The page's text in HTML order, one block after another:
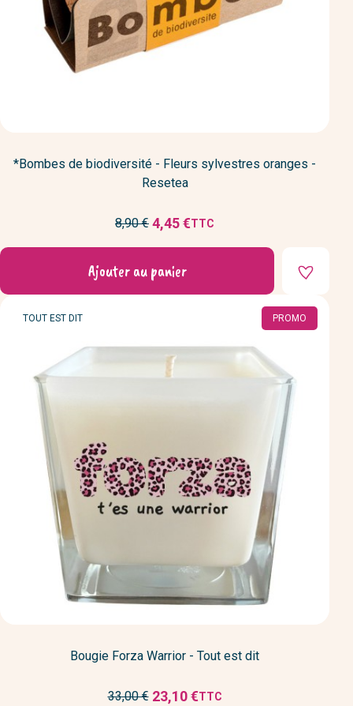
*Bombes de biodiversité - Fleurs sylvestres oranges -
Resetea
Prix
base
8,90 €
Prix
réduit
4,45 €TTC
Ajouter au panier
MARQUE
TOUT EST DIT PROMO
Bougie Forza Warrior - Tout est dit
Prix
33,00 € 23,10 €TTC